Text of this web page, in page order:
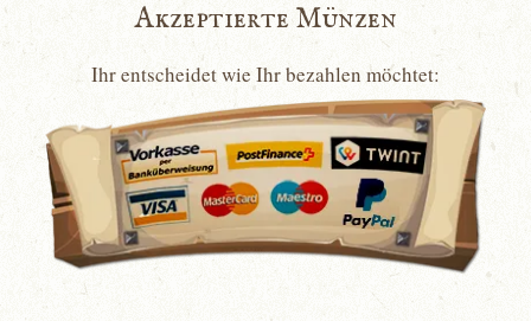
Akzeptierte Münzen
Ihr entscheidet wie Ihr bezahlen möchtet: